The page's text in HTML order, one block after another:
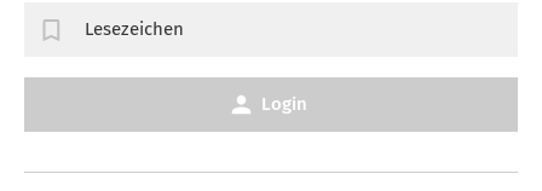
Lesezeichen
Login